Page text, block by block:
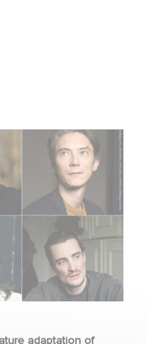
adaptation of
adaptation of
Benjamin Voisin,